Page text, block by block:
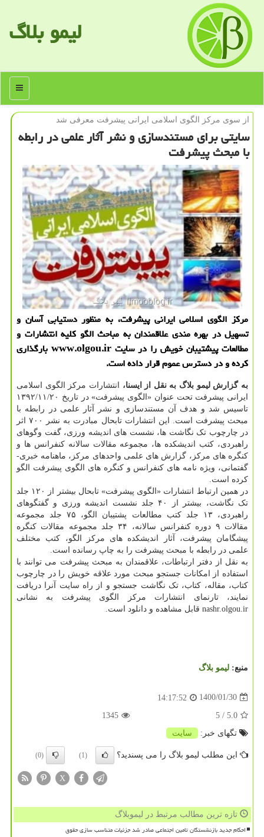
لیمو بلاگ
منو
از سوی مركز الگوی اسلامی ایرانی پیشرفت معرفی شد
سایتی برای مستندسازی و نشر آثار علمی در رابطه
با مبحث پیشرفت
مرکز الگوی اسلامی ایرانی پیشرفت، به منظور دستیابی آسان و
تسهیل در بهره مندی علاقمندان به مباحث الگو کلیه انتشارات و
مطالعات پیشتیبان خویش را در سایت www.olgou.ir بارگذاری
کرده و در دسترس عموم قرار داده است.
به گزارش لیمو بلاگ به نقل از ایسنا،
انتشارات مرکز الگوی اسلامی
ایرانی پیشرفت تحت عنوان «الگوی پیشرفت» در تاریخ ۱۳۹۲/۱۱/۲۰
تاسیس شد و هدف آن مستندسازی و نشر آثار علمی در رابطه با
مبحث پیشرفت است. این انتشارات تابحال مبادرت به نشر ۷۰۰ اثر
در چارچوب تک نگاشت ها، نشست های اندیشه ورزی، گفت وگوهای
راهبردی، کتب اندیشکده ها، مجموعه مقالات سالانه کنفرانس ها و
کنگره های مرکز، گزارش های علمی واحدهای مرکز، ماهنامه خبری-
گفتمانی، ویژه نامه های کنفرانس و کنگره های الگوی پیشرفت الگو
کرده است.
در همین ارتباط انتشارات «الگوی پیشرفت» تابحال بیشتر از ۱۲۰ جلد
تک نگاشت، بیشتر از ۴۰ جلد نشست اندیشه ورزی و گفتگوهای
راهبردی، ۱۳ جلد کتب مطالعات پشتیبان الگو، ۷۵ جلد مجموعه
مقالات ۹ دوره کنفرانس سالانه، ۳۴ جلد مجموعه مقالات کنگره
پیشگامان پیشرفت، آثار اندیشکده های مرکز الگو، کتب مختلف
علمی در رابطه با مبحث پیشرفت را به چاپ رسانده است.
به نقل از دفتر ارتباطات، علاقمندان به مبحث پیشرفت می توانند با
استفاده از امکانات جستجو مبحث مورد علاقه خویش را در چارچوب
کتاب، مقاله، کتاب، تک نگاشت جستجو و از راه سایت آنرا دریافت
نمایند، تارنمای انتشارات مرکز الگوی پیشرفت به نشانی
nashr.olgou.ir قابل مشاهده و دانلود است.
منبع: لیمو بلاگ
1400/01/30
14:17:52
5.0
/ 5
1345
تگهای خبر:
سایت
این مطلب لیمو بلاگ را می پسندید؟ (1)
(0)
X
تازه ترین مطالب مرتبط در لیموبلاگ
احکام جدید بازنشستگان تامین اجتماعی صادر شد جزئیات متناسب سازی حقوق